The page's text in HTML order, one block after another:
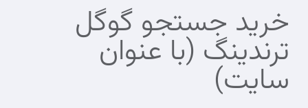
خرید جستجو گوگل
ترندینگ (با عنوان
سایت)